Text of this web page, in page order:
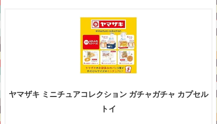
ヤマザキ ミニチュアコレクション ガチャガチャ カプセル
トイ